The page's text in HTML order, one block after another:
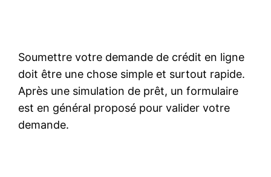
Soumettre votre demande de crédit en ligne
doit être une chose simple et surtout rapide.
Après une simulation de prêt, un formulaire
est en général proposé pour valider votre
demande.